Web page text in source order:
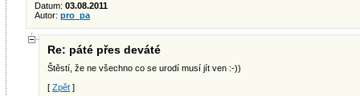
Datum: 03.08.2011
Autor: pro_pa
Re: páté přes deváté
Štěstí, že ne všechno co se urodí musí jít ven :-))
[ Zpět ]